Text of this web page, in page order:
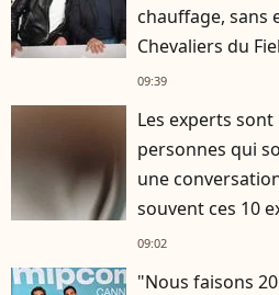
chauffage, sans
Chevaliers du
09:39
Les experts
personnes qui
une
souvent ces 10
09:02
"Nous faisons